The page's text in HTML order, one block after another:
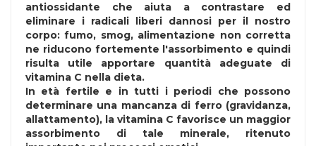
antiossidante che aiuta a contrastare ed
eliminare i radicali liberi dannosi per il nostro
corpo: fumo, smog, alimentazione non corretta
ne riducono fortemente l'assorbimento e quindi
risulta utile apportare quantità adeguate di
vitamina C nella dieta.
In età fertile e in tutti i periodi che possono
determinare una mancanza di ferro (gravidanza,
allattamento), la vitamina C favorisce un maggior
assorbimento di tale minerale, ritenuto